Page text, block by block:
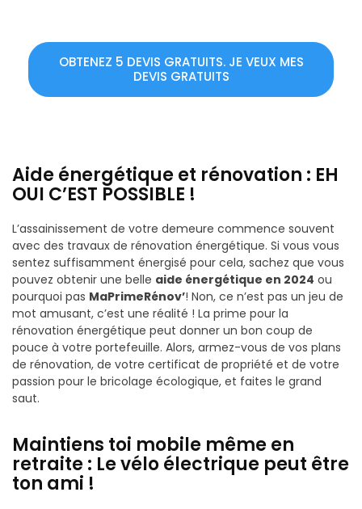
OBTENEZ 5 DEVIS GRATUITS. JE VEUX MES
DEVIS GRATUITS
Aide énergétique et rénovation : EH
OUI C’EST POSSIBLE !
L’assainissement de votre demeure commence souvent
avec des travaux de rénovation énergétique. Si vous vous
sentez suffisamment énergisé pour cela, sachez que vous
pouvez obtenir une belle aide énergétique en 2024 ou
pourquoi pas MaPrimeRénov’! Non, ce n’est pas un jeu de
mot amusant, c’est une réalité ! La prime pour la
rénovation énergétique peut donner un bon coup de
pouce à votre portefeuille. Alors, armez-vous de vos plans
de rénovation, de votre certificat de propriété et de votre
passion pour le bricolage écologique, et faites le grand
saut.
Maintiens toi mobile même en
retraite : Le vélo électrique peut être
ton ami !